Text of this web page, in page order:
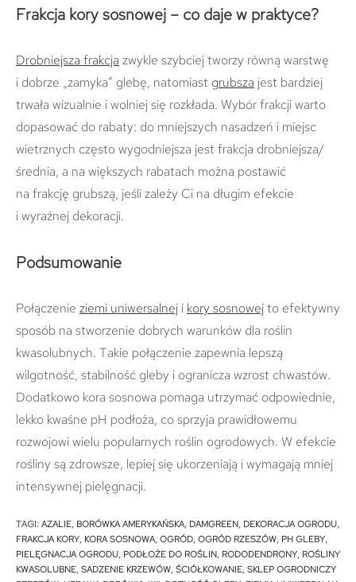
Frakcja kory sosnowej – co daje w praktyce?
Drobniejsza frakcja zwykle szybciej tworzy równą warstwę
i dobrze „zamyka” glebę, natomiast grubsza jest bardziej
trwała wizualnie i wolniej się rozkłada. Wybór frakcji warto
dopasować do rabaty: do mniejszych nasadzeń i miejsc
wietrznych często wygodniejsza jest frakcja drobniejsza/
średnia, a na większych rabatach można postawić
na frakcję grubszą, jeśli zależy Ci na długim efekcie
i wyraźnej dekoracji.
Podsumowanie
Połączenie ziemi uniwersalnej i kory sosnowejto efektywny
sposób na stworzenie dobrych warunków dla roślin
kwasolubnych. Takie połączenie zapewnia lepszą
wilgotność, stabilność gleby i ogranicza wzrost chwastów.
Dodatkowo kora sosnowa pomaga utrzymać odpowiednie,
lekko kwaśne pH podłoża, co sprzyja prawidłowemu
rozwojowi wielu popularnych roślin ogrodowych. W efekcie
rośliny są zdrowsze, lepiej się ukorzeniają i wymagają mniej
intensywnej pielęgnacji.
TAGI: AZALIE, BORÓWKA AMERYKAŃSKA, DAMGREEN, DEKORACJA OGRODU,
FRAKCJA KORY, KORA SOSNOWA, OGRÓD, OGRÓD RZESZÓW, PH GLEBY,
PIELĘGNACJA OGRODU, PODŁOŻE DO ROŚLIN, RODODENDRONY, ROŚLINY
KWASOLUBNE, SADZENIE KRZEWÓW, ŚCIÓŁKOWANIE, SKLEP OGRODNICZY